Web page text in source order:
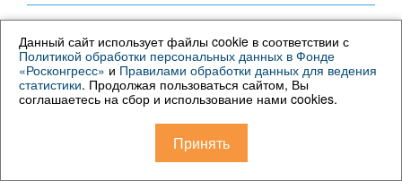
13:25–14:10
Данный сайт использует файлы cookie в соответствии с
Политикой обработки персональных данных в Фонде
«Росконгресс» и Правилами обработки данных для ведения
статистики. Продолжая пользоваться сайтом, Вы
соглашаетесь на сбор и использование нами cookies.
Принять